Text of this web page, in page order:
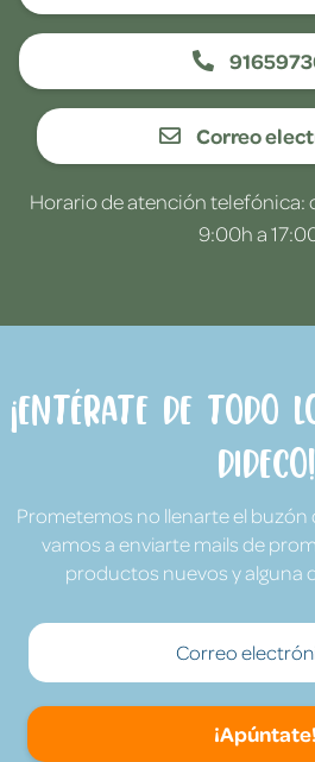
Correo
Horario de atención telefónica:
9:00h a
¡Entérate de todo
Dideco!
Prometemos no llenarte el buzón
vamos a enviarte mails de
productos nuevos y alguna
¡Apúntate!